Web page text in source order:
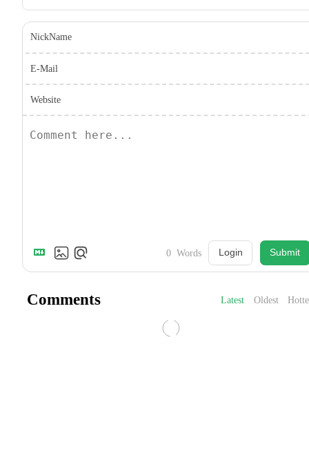
NickName
E-Mail
Website
0 Words Login Submit
Comments Latest Oldest